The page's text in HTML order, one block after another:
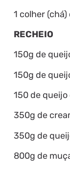
1 colher (chá)
RECHEIO
150g de
150g de
150 de
350g de
350g de
800g de